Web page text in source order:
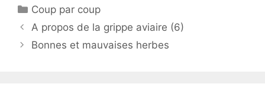
Catégories
Coup par coup
A propos de la grippe aviaire (6)
Bonnes et mauvaises herbes